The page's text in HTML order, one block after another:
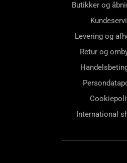
Butikker og
Levering og
Retur og
International